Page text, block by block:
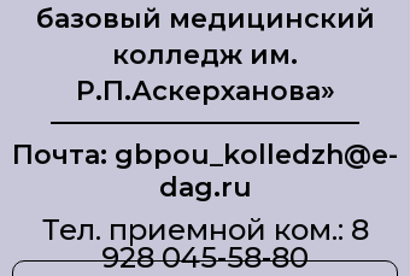
базовый медицинский
колледж им.
Р.П.Аскерханова»
Почта: gbpou_kolledzh@e-
dag.ru
Тел. приемной ком.: 8
928 045-58-80